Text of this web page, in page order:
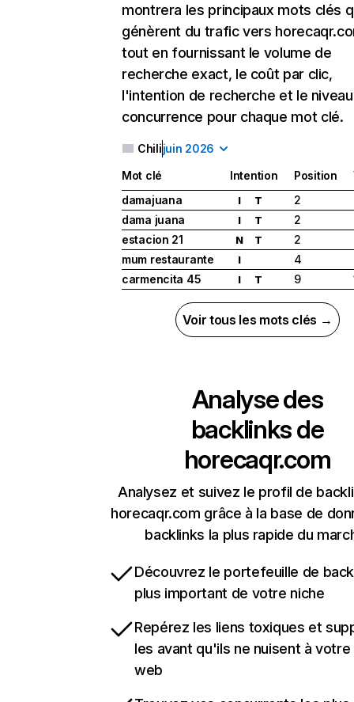
montrera les principaux mots clés
génèrent du trafic vers
tout en fournissant le volume de
recherche exact, le coût par clic,
l'intention de recherche et le
concurrence pour chaque mot clé.
Chilijuin 2026
Mot clé Intention Position
damajuana
I T 2
dama juana
I T 2
estacion 21
N T 2
mum restaurante
I 4
carmencita 45
I T 9
Voir tous les mots clés →
Analyse des
backlinks de
horecaqr.com
Analysez et suivez le profil de
horecaqr.com grâce à la base de
backlinks la plus rapide du
Découvrez le portefeuille de
plus important de votre niche
Repérez les liens toxiques et
les avant qu'ils ne nuisent à
web